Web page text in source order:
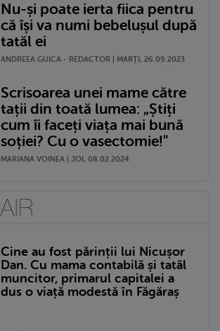
Nu-și poate ierta fiica pentru
că își va numi bebelușul după
tatăl ei
ANDREEA GUICA - REDACTOR | MARŢI, 26.09.2023
Scrisoarea unei mame către
tații din toată lumea: „Știți
cum îi faceți viața mai bună
soției? Cu o vasectomie!"
MARIANA VOINEA | JOI, 08.02.2024
Cine au fost părinții lui Nicușor
Dan. Cu mama contabilă și tatăl
muncitor, primarul capitalei a
dus o viață modestă în Făgăraș